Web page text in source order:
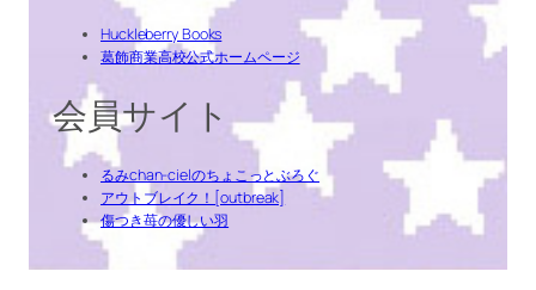
Huckleberry Books
葛飾商業高校公式ホームページ
会員サイト
るみchan-cielのちょこっとぶろぐ
アウトブレイク！[outbreak]
傷つき苺の優しい羽